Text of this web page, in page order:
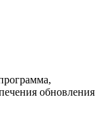
обновления